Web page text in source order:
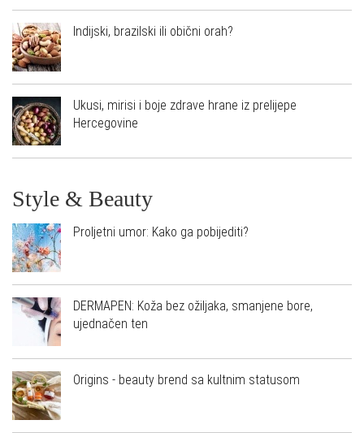
Indijski, brazilski ili obični orah?
Ukusi, mirisi i boje zdrave hrane iz prelijepe
Hercegovine
Style & Beauty
Proljetni umor: Kako ga pobijediti?
DERMAPEN: Koža bez ožiljaka, smanjene bore,
ujednačen ten
Origins - beauty brend sa kultnim statusom